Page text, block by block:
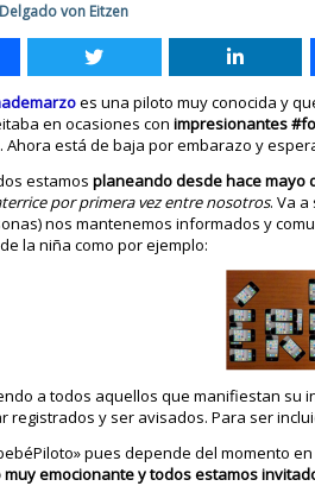
von Eitzen
es una piloto muy conocida y
en ocasiones conimpresionantes
Ahora está de baja por embarazo y
estamosplaneando desde hace mayo
por primera vez entre nosotros. Va
nos mantenemos informados y
la niña como por ejemplo:
a todos aquellos que manifiestan su
registrados y ser avisados. Para ser
pues depende del momento en
emocionante y todos estamos